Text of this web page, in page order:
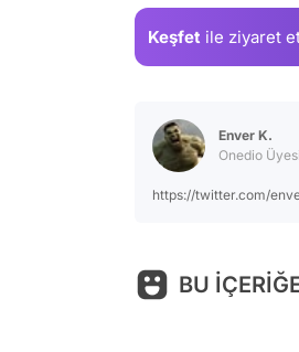
Keşfet ile ziyaret
Enver K.
Onedio Üyesi
https://twitter.com/
BU